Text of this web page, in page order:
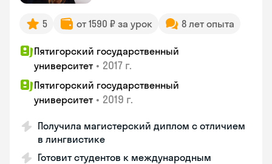
5 от 1590 ₽ за урок 8 лет опыта
Пятигорский государственный
университет • 2017 г.
Пятигорский государственный
университет • 2019 г.
Получила магистерский диплом с отличием
в лингвистике
Готовит студентов к международным